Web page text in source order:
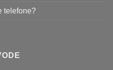
telefone?